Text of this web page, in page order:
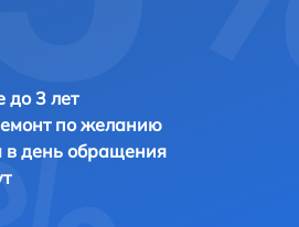
до 3 лет
по желанию
в день обращения